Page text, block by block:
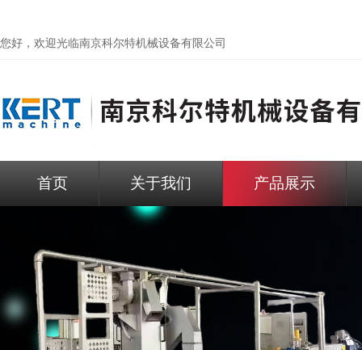
您好，欢迎光临南京科尔特机械设备有限公司
首页 关于我们 产品展示